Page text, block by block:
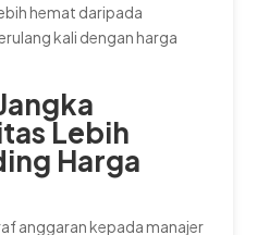
hemat daripada
kali dengan harga
Lebih
Harga
anggaran kepada manajer